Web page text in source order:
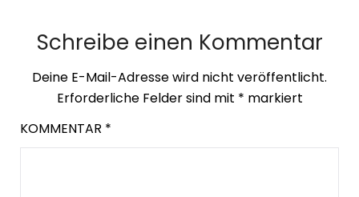
Schreibe einen Kommentar
Deine E-Mail-Adresse wird nicht veröffentlicht.
Erforderliche Felder sind mit * markiert
KOMMENTAR *